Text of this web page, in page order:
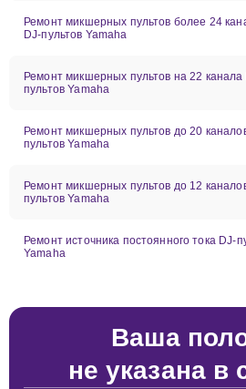
Ремонт микшерных пультов более 24
DJ-пультов Yamaha
Ремонт микшерных пультов на 22 канала
пультов Yamaha
Ремонт микшерных пультов до 20
пультов Yamaha
Ремонт микшерных пультов до 12
пультов Yamaha
Ремонт источника постоянного тока DJ-
Yamaha
Ваша
не указана в